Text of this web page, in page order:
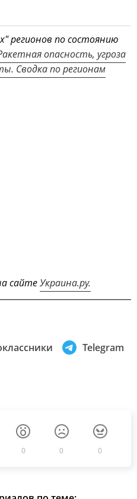
регионов по состоянию
опасность, угроза
Сводка по регионам
сайтеУкраина.ру.
Telegram
0 0 0